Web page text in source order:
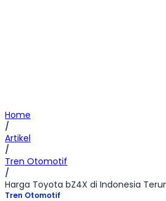
Home
/
Artikel
/
Tren Otomotif
/
Tren Otomotif